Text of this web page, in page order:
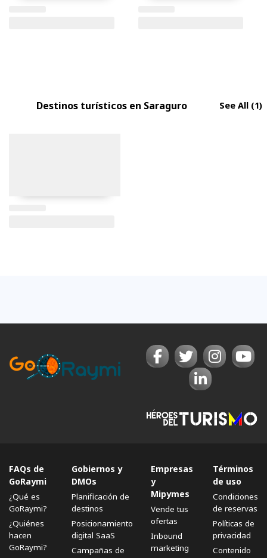
Destinos turísticos en Saraguro See All (1)
FAQs de
GoRaymi
¿Qué es
GoRaymi?
¿Quiénes
hacen
GoRaymi?
Gobiernos y
DMOs
Planificación de
destinos
Posicionamiento
digital SaaS
Campañas de
Empresas
y
Mipymes
Vende tus
ofertas
Inbound
marketing
Términos
de uso
Condiciones
de reservas
Políticas de
privacidad
Contenido